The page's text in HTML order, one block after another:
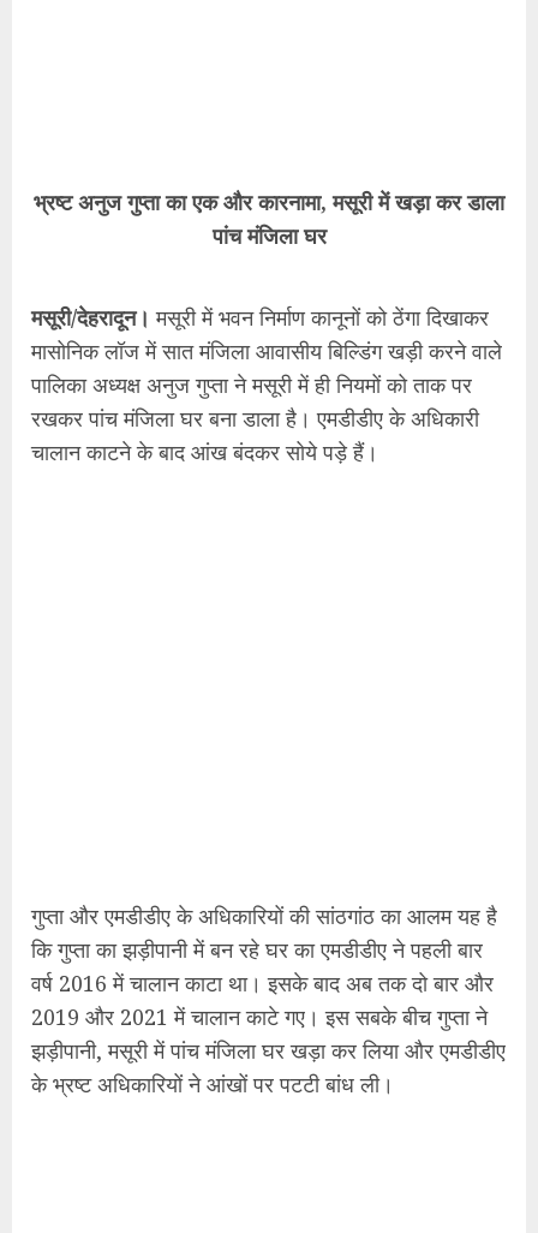
भ्रष्ट अनुज गुप्ता का एक और कारनामा, मसूरी में खड़ा कर डाला
पांच मंजिला घर
मसूरी/देहरादून। मसूरी में भवन निर्माण कानूनों को ठेंगा दिखाकर
मासोनिक लॉज में सात मंजिला आवासीय बिल्डिंग खड़ी करने वाले
पालिका अध्यक्ष अनुज गुप्ता ने मसूरी में ही नियमों को ताक पर
रखकर पांच मंजिला घर बना डाला है। एमडीडीए के अधिकारी
चालान काटने के बाद आंख बंदकर सोये पड़े हैं।
गुप्ता और एमडीडीए के अधिकारियों की सांठगांठ का आलम यह है
कि गुप्ता का झड़ीपानी में बन रहे घर का एमडीडीए ने पहली बार
वर्ष 2016 में चालान काटा था। इसके बाद अब तक दो बार और
2019 और 2021 में चालान काटे गए। इस सबके बीच गुप्ता ने
झड़ीपानी, मसूरी में पांच मंजिला घर खड़ा कर लिया और एमडीडीए
के भ्रष्ट अधिकारियों ने आंखों पर पटटी बांध ली।